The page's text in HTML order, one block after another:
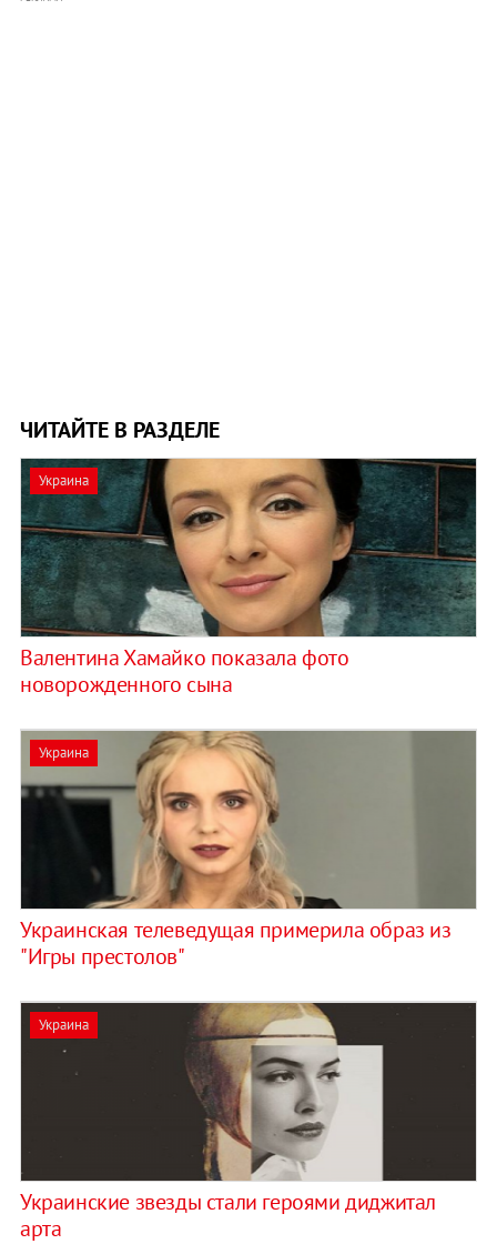
ЧИТАЙТЕ В РАЗДЕЛЕ
Украина
Валентина Хамайко показала фото
новорожденного сына
Украина
Украинская телеведущая примерила образ из
"Игры престолов"
Украина
Украинские звезды стали героями диджитал
арта